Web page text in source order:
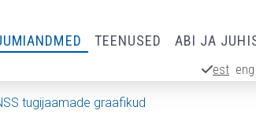
TEENUSED ABI JA
est eng
tugijaamade graafikud